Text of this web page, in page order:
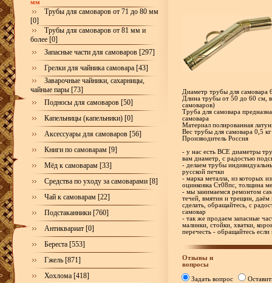
мм
Трубы для самоваров от 71 до 80 мм
[0]
Трубы для самоваров от 81 мм и
более [0]
Запасные части для самоваров [297]
Грелки для чайника самовара [43]
Заварочные чайники, сахарницы,
чайные пары [73]
Подносы для самоваров [50]
Капельницы (капельники) [0]
Аксессуары для самоваров [56]
Книги по самоварам [9]
Мёд к самоварам [33]
Средства по уходу за самоварами [8]
Чай к самоварам [22]
Подстаканники [760]
Антиквариат [0]
Береста [553]
Гжель [871]
Хохлома [418]
Диаметр трубы для самовара
Длина трубы от 50 до 60 см, в
самоваров)
Труба для самовара
самовара
Материал полированная
Вес трубы для самовара 0,5 кг
Производитель Россия
- у нас есть ВСЕ диаметры
вам диаметр, с радостью
- делаем трубы
русской печки
- марка металла, из которых
оцинковка Ст08пс, толщина
- мы занимаемся ремонтом
течей, вмятин и трещин, даём
сделать, обращайтесь, с
самовар
- так же продаем запасные
малинки, стойки, хватки,
перечесть - обращайтесь
Отзывы и
вопросы
Задать вопрос